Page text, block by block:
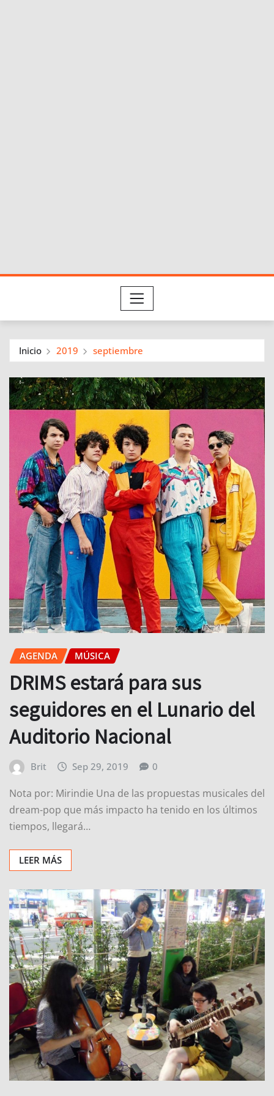
Inicio 2019 septiembre
AGENDA MÚSICA
DRIMS estará para sus
seguidores en el Lunario del
Auditorio Nacional
Brit Sep 29, 2019 0
Nota por: Mirindie Una de las propuestas musicales del
dream-pop que más impacto ha tenido en los últimos
tiempos, llegará…
LEER MÁS